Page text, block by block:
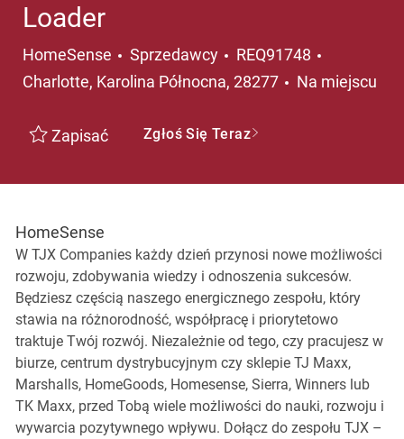
Loader
HomeSense Kategoria
Sprzedawcy REQ91748
Charlotte, Karolina Północna, 28277
Na miejscu
Zapisać Zgłoś Się Teraz
HomeSense
W TJX Companies każdy dzień przynosi nowe możliwości
rozwoju, zdobywania wiedzy i odnoszenia sukcesów.
Będziesz częścią naszego energicznego zespołu, który
stawia na różnorodność, współpracę i priorytetowo
traktuje Twój rozwój. Niezależnie od tego, czy pracujesz w
biurze, centrum dystrybucyjnym czy sklepie TJ Maxx,
Marshalls, HomeGoods, Homesense, Sierra, Winners lub
TK Maxx, przed Tobą wiele możliwości do nauki, rozwoju i
wywarcia pozytywnego wpływu. Dołącz do zespołu TJX –